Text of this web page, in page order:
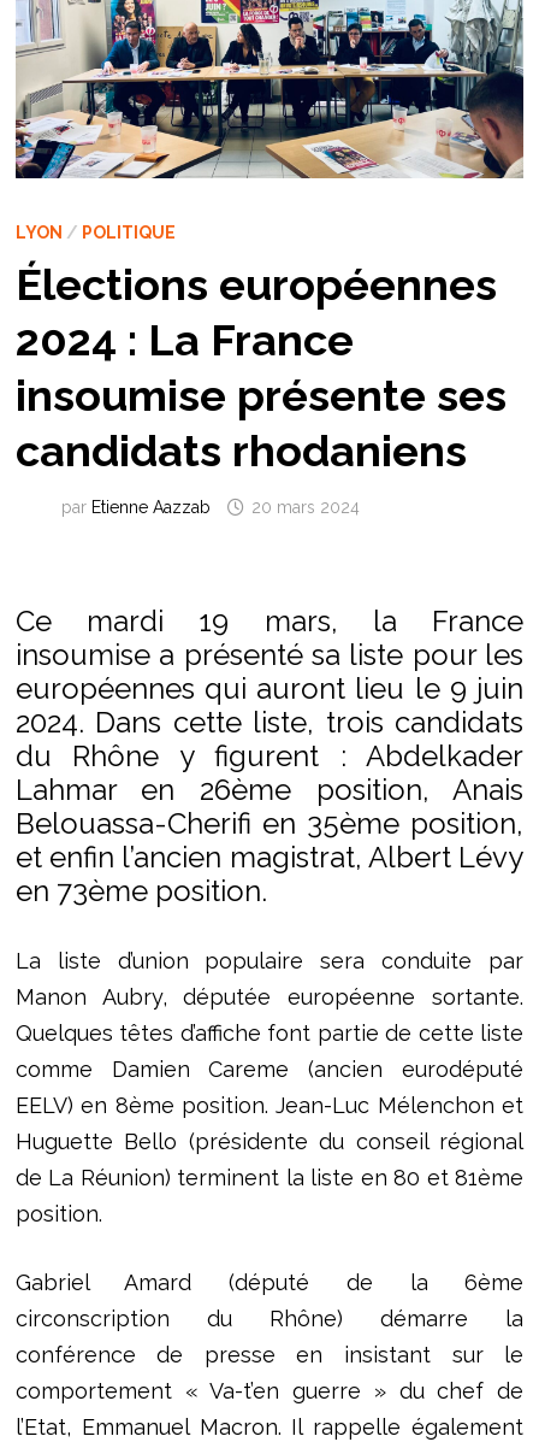
LYON / POLITIQUE
Élections européennes
2024 : La France
insoumise présente ses
candidats rhodaniens
par Etienne Aazzab 20 mars 2024
Ce mardi 19 mars, la France
insoumise a présenté sa liste pour les
européennes qui auront lieu le 9 juin
2024. Dans cette liste, trois candidats
du Rhône y figurent : Abdelkader
Lahmar en 26ème position, Anais
Belouassa-Cherifi en 35ème position,
et enfin l’ancien magistrat, Albert Lévy
en 73ème position.
La liste d’union populaire sera conduite par
Manon Aubry, députée européenne sortante.
Quelques têtes d’affiche font partie de cette liste
comme Damien Careme (ancien eurodéputé
EELV) en 8ème position. Jean-Luc Mélenchon et
Huguette Bello (présidente du conseil régional
de La Réunion) terminent la liste en 80 et 81ème
position.
Gabriel Amard (député de la 6ème
circonscription du Rhône) démarre la
conférence de presse en insistant sur le
comportement « Va-t’en guerre » du chef de
l’Etat, Emmanuel Macron. Il rappelle également